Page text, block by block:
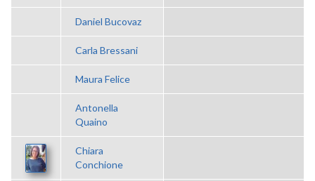
Daniel Bucovaz
Carla Bressani
Maura Felice
Antonella
Quaino
Chiara
Conchione